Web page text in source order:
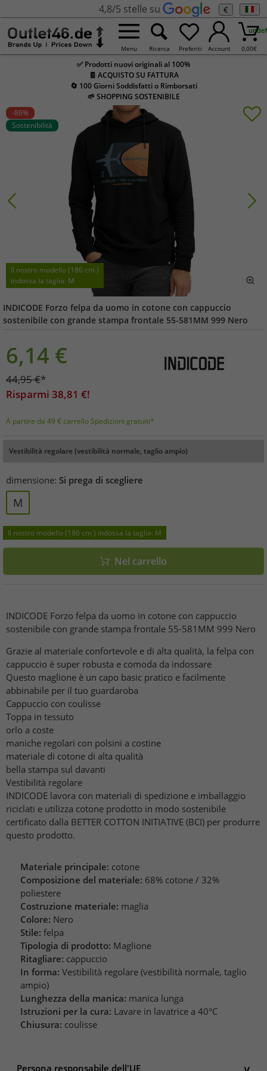
4,8/5 stelle su €
Menu Ricerca Preferiti Account 0,00€
✅ Prodotti nuovi originali al 100%
🧾 ACQUISTO SU FATTURA
🔄 100 Giorni Soddisfatti o Rimborsati
🌱 SHOPPING SOSTENIBILE
-86%
Sostenibilità
Il nostro modello (186 cm )
indossa la taglia: M
INDICODE Forzo felpa da uomo in cotone con cappuccio
sostenibile con grande stampa frontale 55-581MM 999 Nero
6,14 €
44,95€*
Risparmi 38,81 €!
A partire da 49 € carrello Spedizioni gratuiti*
Vestibilità regolare (vestibilità normale, taglio ampio)
dimensione: Si prega di scegliere
M
Il nostro modello (186 cm ) indossa la taglia: M
Nel carrello
INDICODE Forzo felpa da uomo in cotone con cappuccio
sostenibile con grande stampa frontale 55-581MM 999 Nero
Grazie al materiale confortevole e di alta qualità, la felpa con
cappuccio è super robusta e comoda da indossare
Questo maglione è un capo basic pratico e facilmente
abbinabile per il tuo guardaroba
Cappuccio con coulisse
Toppa in tessuto
orlo a coste
maniche regolari con polsini a costine
materiale di cotone di alta qualità
bella stampa sul davanti
Vestibilità regolare
INDICODE lavora con materiali di spedizione e imballaggio
riciclati e utilizza cotone prodotto in modo sostenibile
certificato dalla BETTER COTTON INITIATIVE (BCI) per produrre
questo prodotto.
Materiale principale: cotone
Composizione del materiale: 68% cotone / 32%
poliestere
Costruzione materiale: maglia
Colore: Nero
Stile: felpa
Tipologia di prodotto: Maglione
Ritagliare: cappuccio
In forma: Vestibilità regolare (vestibilità normale, taglio
ampio)
Lunghezza della manica: manica lunga
Istruzioni per la cura: Lavare in lavatrice a 40°C
Chiusura: coulisse
Persona responsabile dell'UE